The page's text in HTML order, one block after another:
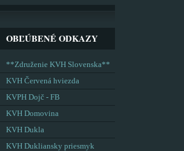
OBĽÚBENÉ ODKAZY
**Združenie KVH Slovenska**
KVH Červená hviezda
KVPH Dojč - FB
KVH Domovina
KVH Dukla
KVH Dukliansky priesmyk